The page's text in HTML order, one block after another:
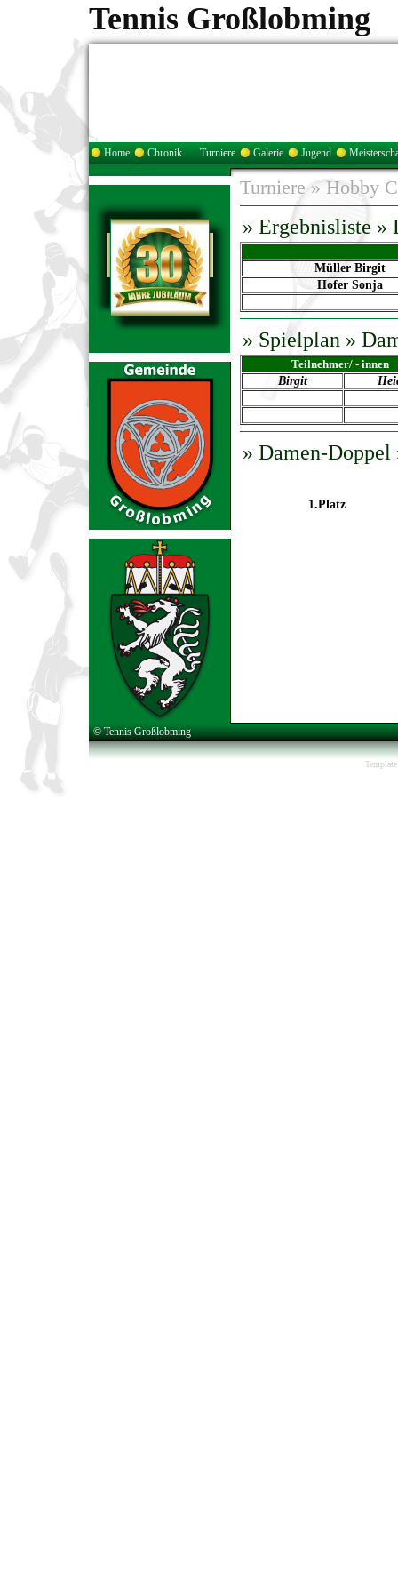
Tennis Großlobming
Home Chronik Turniere Galerie Jugend
Turniere » Hobby
» Ergebnisliste »
Müller Birgit
Hofer Sonja
» Spielplan »
Teilnehmer/ - innen
Birgit
» Damen-Doppel
1.Platz
© Tennis Großlobming